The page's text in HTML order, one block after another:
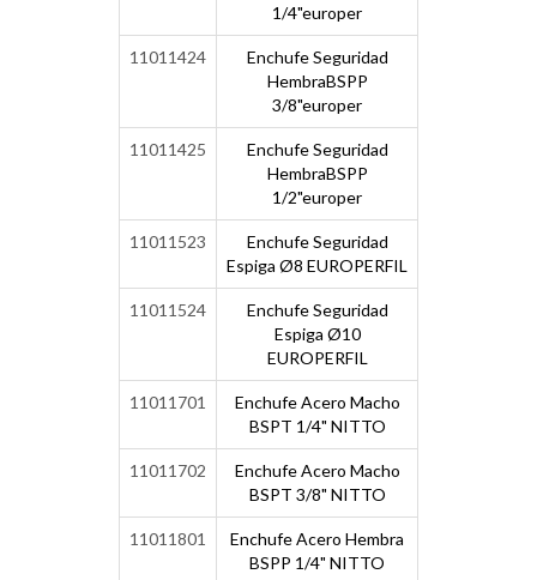
1/4"europer
11011424
Enchufe Seguridad
HembraBSPP
3/8"europer
11011425
Enchufe Seguridad
HembraBSPP
1/2"europer
11011523
Enchufe Seguridad
Espiga Ø8 EUROPERFIL
11011524
Enchufe Seguridad
Espiga Ø10
EUROPERFIL
11011701
Enchufe Acero Macho
BSPT 1/4" NITTO
11011702
Enchufe Acero Macho
BSPT 3/8" NITTO
11011801
Enchufe Acero Hembra
BSPP 1/4" NITTO